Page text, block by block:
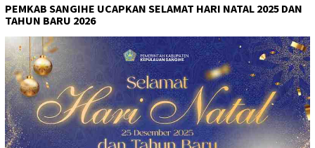
PEMKAB SANGIHE UCAPKAN SELAMAT HARI NATAL 2025 DAN
TAHUN BARU 2026